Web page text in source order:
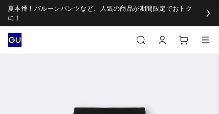
夏本番！バルーンパンツなど、人気の商品が期間限定でおトク
に！